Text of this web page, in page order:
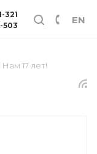
EN
321
503
Нам 17 лет!